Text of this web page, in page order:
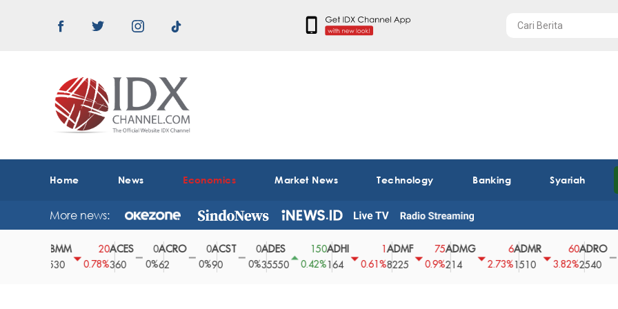
Home News Economics Market News Technology Banking Syariah
More news:
0.78%
ACES
360
0
0%
ACRO
0ACST
0
0%
ADES
35550
150
0.42%
ADHI
164
0.61%
ADMF
8225
75
0.9%
ADMG
214
2.73%
ADMR
1510
3.82%
ADRO
2540
0
0%